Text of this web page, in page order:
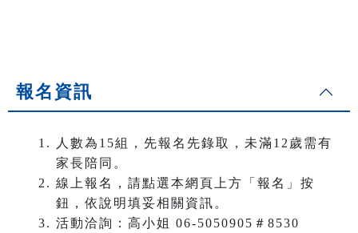
報名資訊
人數為15組，先報名先錄取，未滿12歲需有
家長陪同。
線上報名，請點選本網頁上方「報名」按
鈕，依說明填妥相關資訊。
活動洽詢：高小姐 06-5050905＃8530